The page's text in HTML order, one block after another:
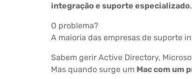
integração e suporte especializado.
O problema?
A maioria das empresas de suporte
Sabem gerir Active Directory,
Mas quando surge um Mac com um